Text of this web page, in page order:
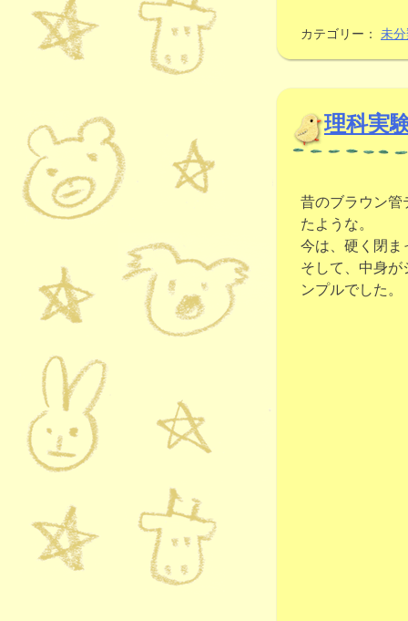
カテゴリー： 未
理科実
昔のブラウン管
たような。
今は、硬く閉ま
そして、中身
ンプルでした。